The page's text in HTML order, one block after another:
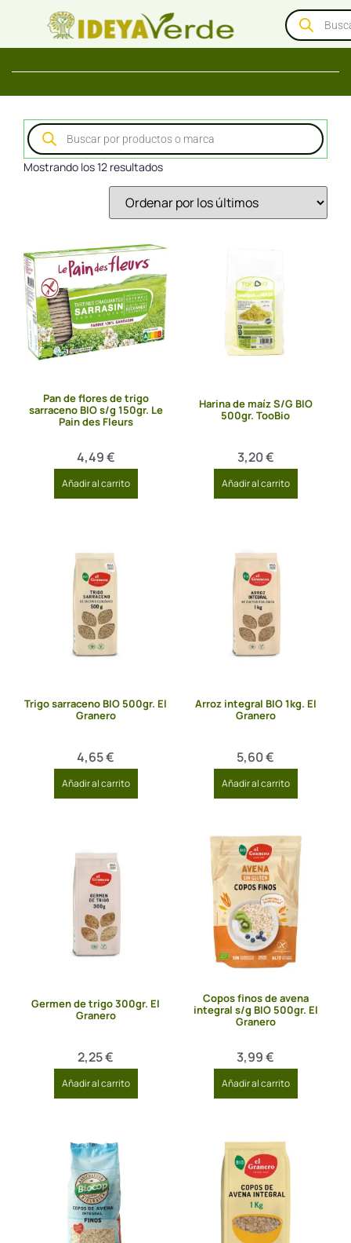
Mostrando los 12 resultados
Pan de flores de trigo
sarraceno BIO s/g 150gr. Le
Pain des Fleurs
4,49€
Añadir al carrito
Harina de maíz S/G BIO
500gr. TooBio
3,20€
Añadir al carrito
Trigo sarraceno BIO 500gr. El
Granero
4,65€
Añadir al carrito
Arroz integral BIO 1kg. El
Granero
5,60€
Añadir al carrito
Germen de trigo 300gr. El
Granero
2,25€
Añadir al carrito
Copos finos de avena
integral s/g BIO 500gr. El
Granero
3,99€
Añadir al carrito